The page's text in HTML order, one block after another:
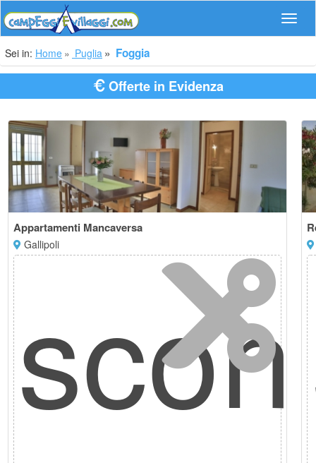
Sei in: Home Puglia Foggia
Offerte in Evidenza
Appartamenti Mancaversa
Gallipoli